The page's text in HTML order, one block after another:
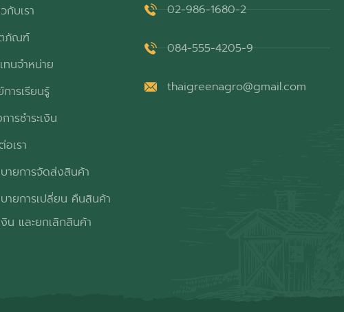
กับเรา
ภัณฑ์
นจำหน่าย
ารเรียนรู้
ารชำระเงิน
เรา
ายการจัดส่งสินค้า
ายการเปลี่ยน คืนสินค้า
น และยกเลิกสินค้า
02-986-1680-2
084-555-4205-9
thaigreenagro@gmail.com